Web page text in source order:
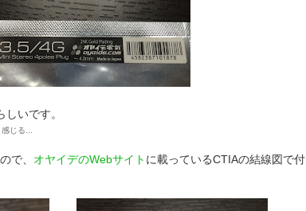
いです。
じる...
で、 オヤイデのWebサイト に載っているCTIAの結線図で付